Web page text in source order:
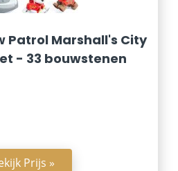
Patrol Marshall's City
- 33 bouwstenen
Prijs »